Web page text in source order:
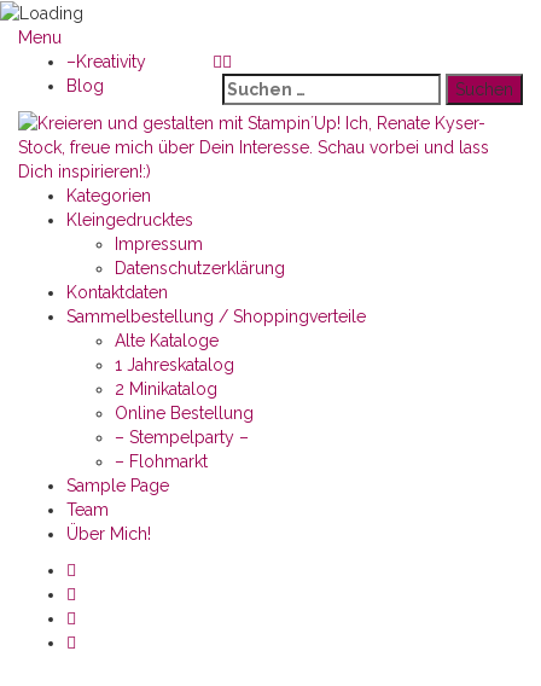
Menu
Suchen
nach:
–Kreativity
Blog
Kategorien
Kleingedrucktes
Impressum
Datenschutzerklärung
Kontaktdaten
Sammelbestellung / Shoppingverteile
Alte Kataloge
1 Jahreskatalog
2 Minikatalog
Online Bestellung
– Stempelparty –
– Flohmarkt
Sample Page
Team
Über Mich!